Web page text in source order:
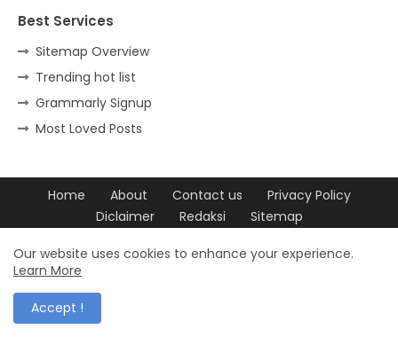
Best Services
Sitemap Overview
Trending hot list
Grammarly Signup
Most Loved Posts
Home About Contact us
Privacy Policy
Diclaimer
Redaksi
Sitemap
Our website uses cookies to enhance your experience.
Learn More
Accept !